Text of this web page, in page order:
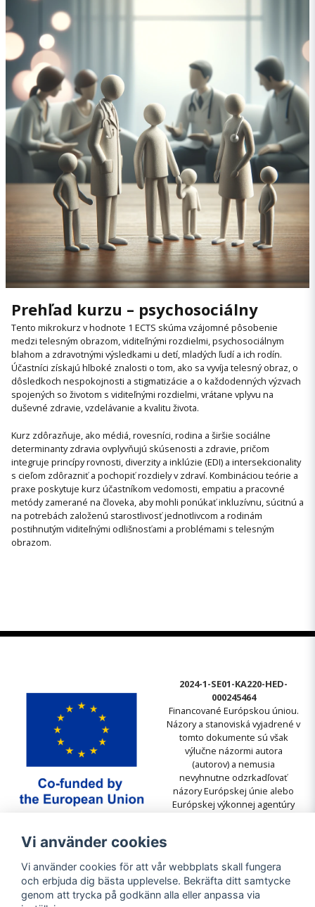
Prehľad kurzu – psychosociálny
Tento mikrokurz v hodnote 1 ECTS skúma vzájomné pôsobenie
medzi telesným obrazom, viditeľnými rozdielmi, psychosociálnym
blahom a zdravotnými výsledkami u detí, mladých ľudí a ich rodín.
Účastníci získajú hlboké znalosti o tom, ako sa vyvíja telesný obraz, o
dôsledkoch nespokojnosti a stigmatizácie a o každodenných výzvach
spojených so životom s viditeľnými rozdielmi, vrátane vplyvu na
duševné zdravie, vzdelávanie a kvalitu života.
Kurz zdôrazňuje, ako médiá, rovesníci, rodina a širšie sociálne
determinanty zdravia ovplyvňujú skúsenosti a zdravie, pričom
integruje princípy rovnosti, diverzity a inklúzie (EDI) a intersekcionality
s cieľom zdôrazniť a pochopiť rozdiely v zdraví. Kombináciou teórie a
praxe poskytuje kurz účastníkom vedomosti, empatiu a pracovné
metódy zamerané na človeka, aby mohli ponúkať inkluzívnu, súcitnú a
na potrebách založenú starostlivosť jednotlivcom a rodinám
postihnutým viditeľnými odlišnosťami a problémami s telesným
obrazom.
2024-1-SE01-KA220-HED-
000245464
Financované Európskou úniou.
Názory a stanoviská vyjadrené v
tomto dokumente sú však
výlučne názormi autora
(autorov) a nemusia
nevyhnutne odzrkadľovať
názory Európskej únie alebo
Európskej výkonnej agentúry
Vi använder cookies
Vi använder cookies för att vår webbplats skall fungera
och erbjuda dig bästa upplevelse. Bekräfta ditt samtycke
genom att trycka på godkänn alla eller anpassa via